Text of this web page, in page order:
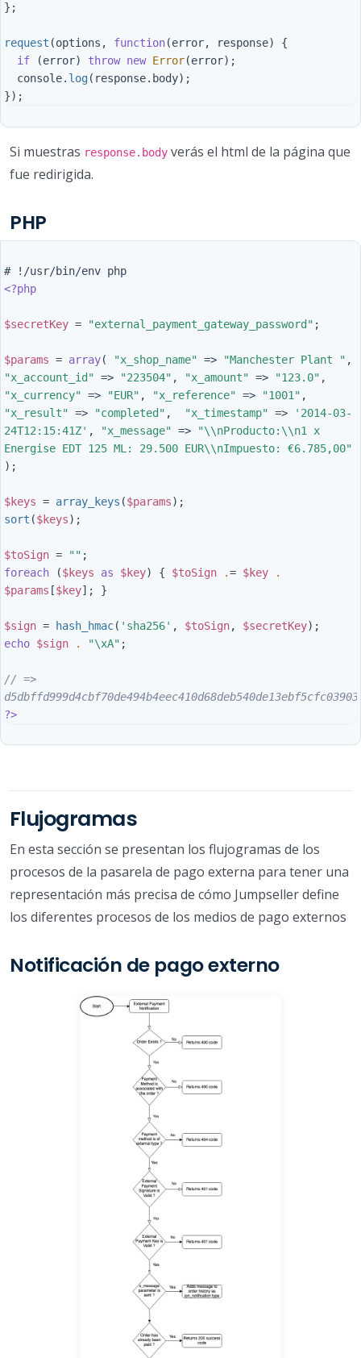
};
request (options , function(error, response)
{
if
(error) throw new Error(error);
console. log( response. body);
});
Si muestras response.body verás el html de la página que
fue redirigida.
PHP
<?php
$secretKey = "external_payment_gateway_password" ;
$params = array( "x_shop_name" => "Manchester Plant " ,
"x_account_id" => "223504" , "x_amount" => "123.0" ,
"x_currency" => "EUR" , "x_reference" => "1001" ,
"x_result" => "completed" , "x_timestamp" =>
'2014-03-
24T12:15:41Z' , "x_message" => "\\nProducto: \\n1 x
Energise EDT 125 ML: 29.500 EUR\\nImpuesto: €6.785,00"
);
$keys = array_keys ($params);
sort ($keys);
$toSign = "" ;
foreach
($keys as $key) { $toSign .= $key
.
$params [$key]; }
$sign = hash_hmac( 'sha256' , $toSign, $secretKey);
echo $sign . "\xA" ;
// =>
?>
Flujogramas
En esta sección se presentan los flujogramas de los
procesos de la pasarela de pago externa para tener una
representación más precisa de cómo Jumpseller define
los diferentes procesos de los medios de pago externos
Notificación de pago externo